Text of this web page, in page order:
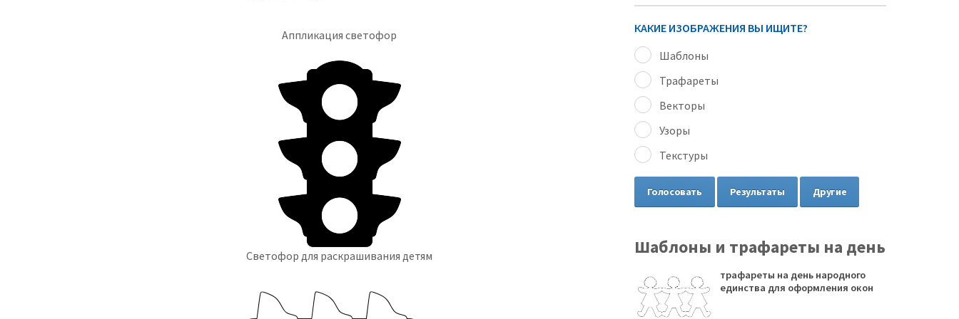
Аппликация светофор
Светофор для раскрашивания детям
КАКИЕ ИЗОБРАЖЕНИЯ ВЫ ИЩИТЕ?
Шаблоны
Трафареты
Векторы
Узоры
Текстуры
Голосовать Результаты Другие
Шаблоны и трафареты на день
трафареты на день народного
единства для оформления окон